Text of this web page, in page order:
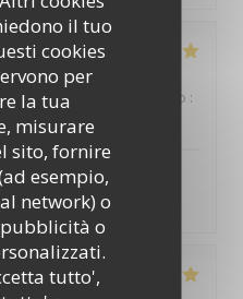
il tuo
cookies
per
la tua
misurare
sito, fornire
esempio,
network) o
o
tutto',
Cucina: 5 /5 Qualità / Prezzo :
et très bons